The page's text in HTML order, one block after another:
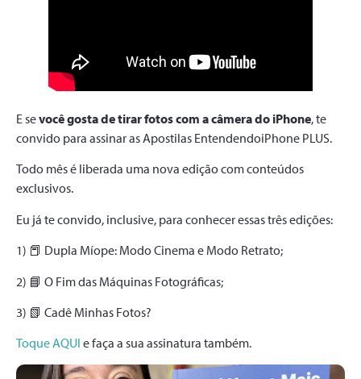
E sevocê gosta de tirar fotos com a câmera do iPhone, te
convido para assinar as Apostilas EntendendoiPhone PLUS.
Todo mês é liberada uma nova edição com conteúdos
exclusivos.
Eu já te convido, inclusive, para conhecer essas três edições:
1) 📕 Dupla Míope: Modo Cinema e Modo Retrato;
2) 📘 O Fim das Máquinas Fotográficas;
3) 📗 Cadê Minhas Fotos?
Toque AQUI e faça a sua assinatura também.